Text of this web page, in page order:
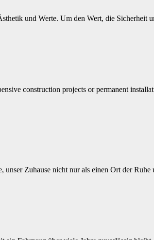
und Werte. Um den Wert, die Sicherheit
construction projects or permanent
unser Zuhause nicht nur als einen Ort der